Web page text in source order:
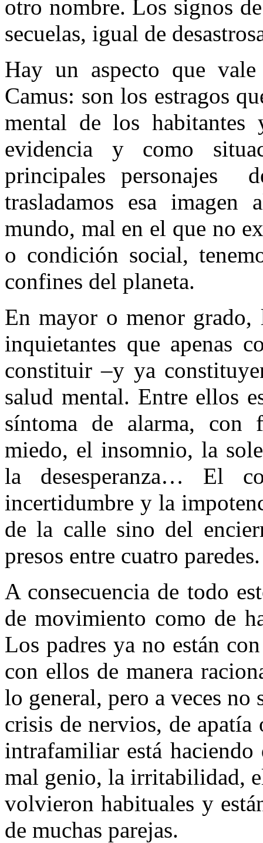
otro nombre. Los signos
secuelas, igual de
Hay un aspecto que
Camus: son los estragos
mental de los
evidencia y como
principales personajes
trasladamos esa
mundo, mal en el que no
o condición social,
confines del planeta.
En mayor o menor grado,
inquietantes que apenas
constituir –y ya
salud mental. Entre ellos
síntoma de alarma, con
miedo, el insomnio, la
la desesperanza… El
incertidumbre y la
de la calle sino del
presos entre cuatro paredes.
A consecuencia de todo
de movimiento como de
Los padres ya no están
con ellos de manera
lo general, pero a veces no
crisis de nervios, de
intrafamiliar está haciendo
mal genio, la irritabilidad,
volvieron habituales y
de muchas parejas.